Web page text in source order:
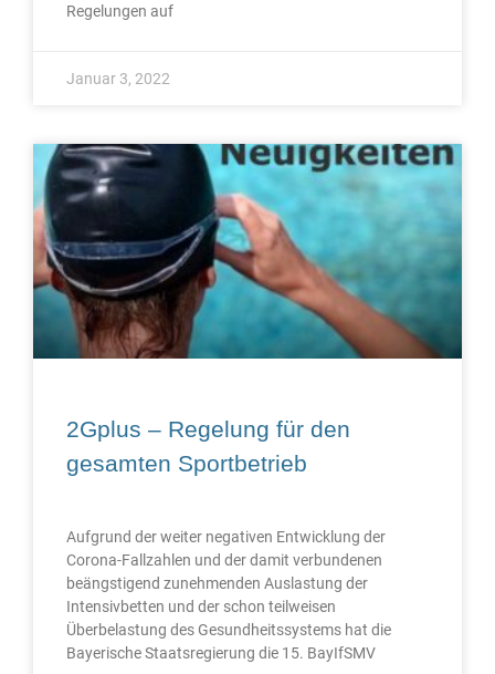
Regelungen auf
Januar 3, 2022
2Gplus – Regelung für den
gesamten Sportbetrieb
Aufgrund der weiter negativen Entwicklung der
Corona-Fallzahlen und der damit verbundenen
beängstigend zunehmenden Auslastung der
Intensivbetten und der schon teilweisen
Überbelastung des Gesundheitssystems hat die
Bayerische Staatsregierung die 15. BayIfSMV